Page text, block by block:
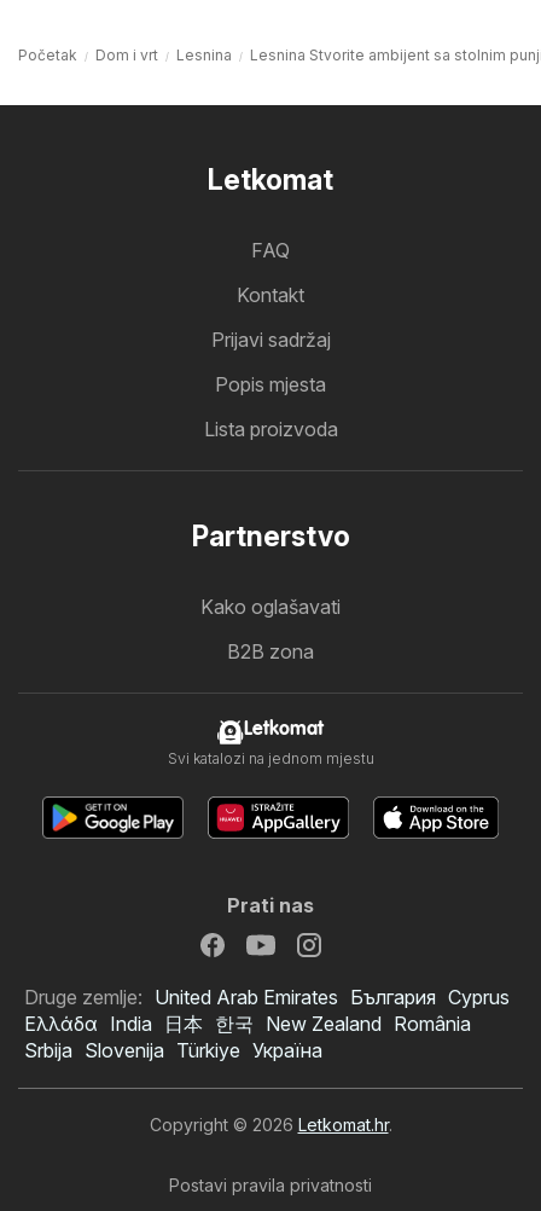
Početak Dom i vrt Lesnina Lesnina Stvorite ambijent sa stolnim
Letkomat
FAQ
Kontakt
Prijavi sadržaj
Popis mjesta
Lista proizvoda
Partnerstvo
Kako oglašavati
B2B zona
Letkomat
Svi katalozi na jednom mjestu
Prati nas
Druge zemlje: United Arab Emirates България Cyprus
Ελλάδα India 日本 한국 New Zealand România
Srbija Slovenija Türkiye Україна
Copyright © 2026 Letkomat.hr.
Postavi pravila privatnosti